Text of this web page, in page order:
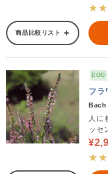
商品比較リスト
DOG
フ
Bach
人に
ッセ